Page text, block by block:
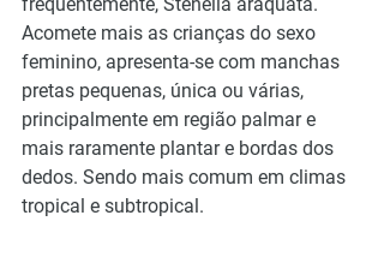
Acomete mais as crianças do sexo
feminino, apresenta-se com manchas
pretas pequenas, única ou várias,
principalmente em região palmar e
mais raramente plantar e bordas dos
dedos. Sendo mais comum em climas
tropical e subtropical.